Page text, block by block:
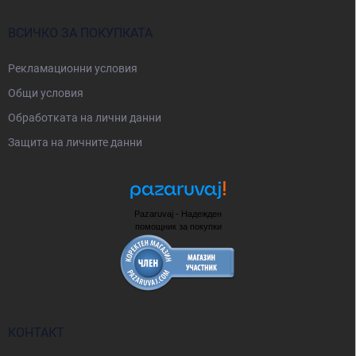
ВСИЧКО ЗА ПОКУПКАТА
Рекламационни условия
Общи условия
Oбработката на лични данни
Защита на личните данни
Pazaruvaj - Надежден
помощник за покупки
КОНТАКТ